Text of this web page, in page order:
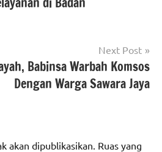
Next Post
Babinsa Warbah Komsos
Dengan Warga Sawara Jaya
akan dipublikasikan. Ruas yang